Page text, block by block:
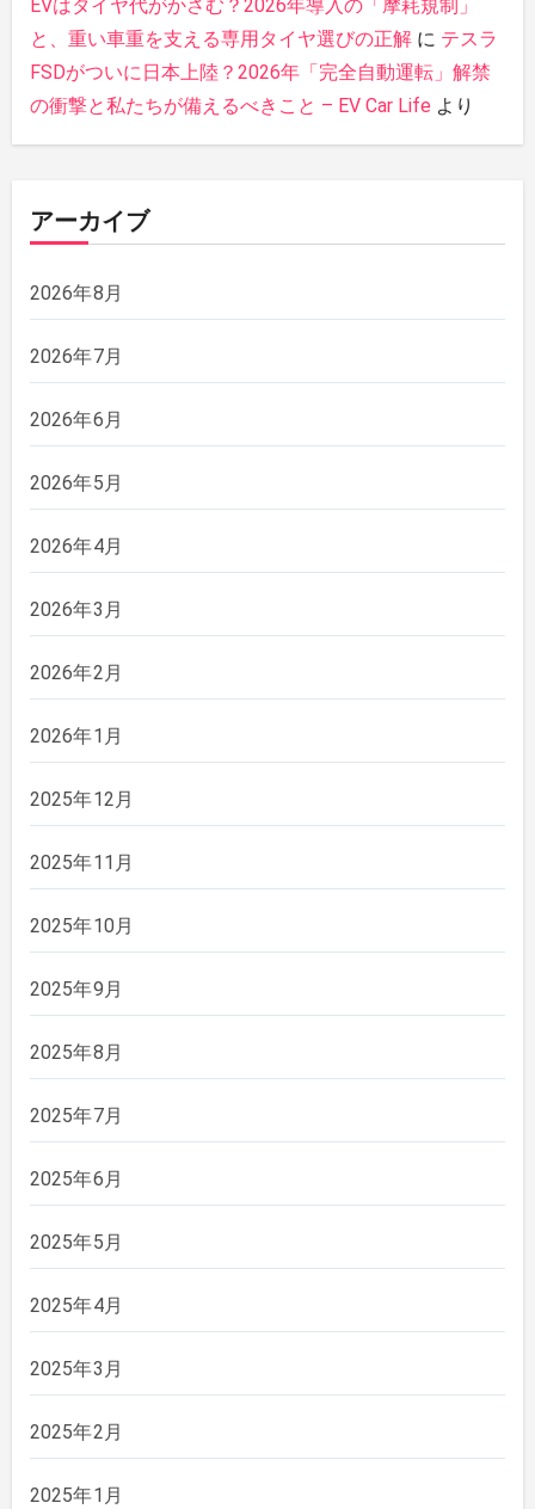
EVはタイヤ代がかさむ？2026年導入の「摩耗規制」
と、重い車重を支える専用タイヤ選びの正解に テスラ
FSDがついに日本上陸？2026年「完全自動運転」解禁
の衝撃と私たちが備えるべきこと – EV Car Life より
アーカイブ
2026年8月
2026年7月
2026年6月
2026年5月
2026年4月
2026年3月
2026年2月
2026年1月
2025年12月
2025年11月
2025年10月
2025年9月
2025年8月
2025年7月
2025年6月
2025年5月
2025年4月
2025年3月
2025年2月
2025年1月